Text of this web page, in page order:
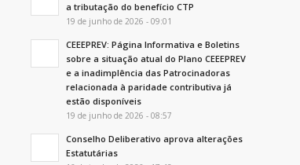
a tributação do benefício CTP
19 de junho de 2026 - 09:01
CEEEPREV: Página Informativa e Boletins
sobre a situação atual do Plano CEEEPREV
e a inadimplência das Patrocinadoras
relacionada à paridade contributiva já
estão disponíveis
19 de junho de 2026 - 08:57
Conselho Deliberativo aprova alterações
Estatutárias